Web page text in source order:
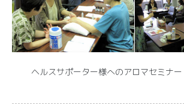
ヘルスサポーター様へのアロマセミナー